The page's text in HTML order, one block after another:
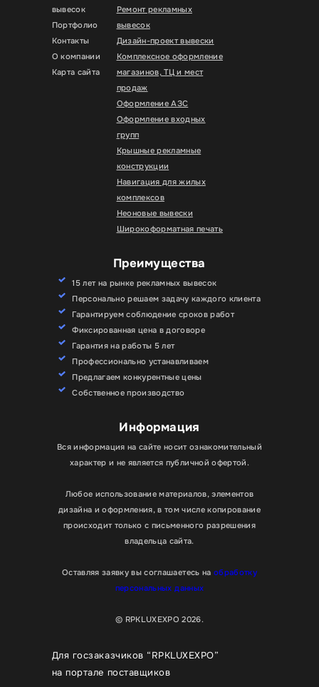
вывесок
Портфолио
Контакты
О компании
Карта сайта
Ремонт рекламных
вывесок
Дизайн-проект вывески
Комплексное оформление
магазинов, ТЦ и мест
продаж
Оформление АЗС
Оформление входных
групп
Крышные рекламные
конструкции
Навигация для жилых
комплексов
Неоновые вывески
Широкоформатная печать
Преимущества
15 лет на рынке рекламных вывесок
Персонально решаем задачу каждого клиента
Гарантируем соблюдение сроков работ
Фиксированная цена в договоре
Гарантия на работы 5 лет
Профессионально устанавливаем
Предлагаем конкурентные цены
Собственное производство
Информация
Вся информация на сайте носит ознакомительный
характер и не является публичной офертой.
Любое использование материалов, элементов
дизайна и оформления, в том числе копирование
происходит только с письменного разрешения
владельца сайта.
Оставляя заявку вы соглашаетесь на обработку
персональных данных
© RPKLUXEXPO 2026.
Для госзаказчиков “RPKLUXEXPO”
на портале поставщиков